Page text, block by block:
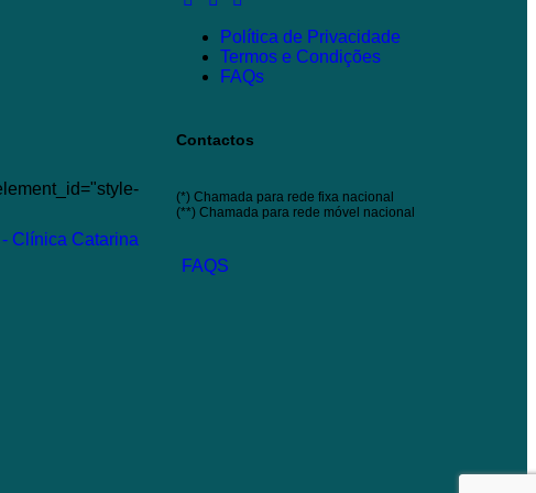
Política de Privacidade
Termos e Condições
FAQs
Contactos
(*) Chamada para rede fixa nacional
(**) Chamada para rede móvel nacional
FAQS